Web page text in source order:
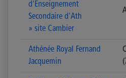
d'Enseignement
Secondaire d'Ath
» site Cambier
Athénée Royal Fernand
Jacquemin